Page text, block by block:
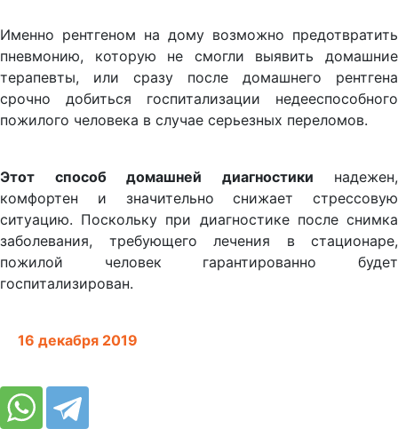
Именно рентгеном на дому возможно предотвратить
пневмонию, которую не смогли выявить домашние
терапевты, или сразу после домашнего рентгена
срочно добиться госпитализации недееспособного
пожилого человека в случае серьезных переломов.
Этот способ домашней диагностики надежен,
комфортен и значительно снижает стрессовую
ситуацию. Поскольку при диагностике после снимка
заболевания, требующего лечения в стационаре,
пожилой человек гарантированно будет
госпитализирован.
16 декабря 2019